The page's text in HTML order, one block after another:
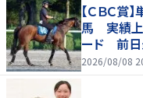
【ＣＢＣ賞
馬 実績上
ード 前日
2026/08/08